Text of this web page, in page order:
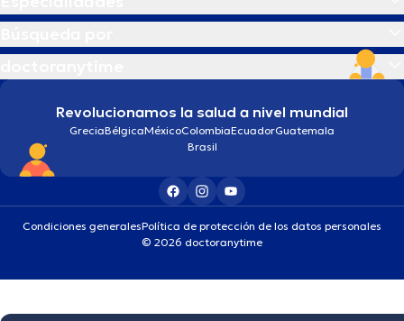
Revolucionamos la salud a nivel mundial
GreciaBélgicaMéxicoColombiaEcuadorGuatemala
Brasil
Condiciones generalesPolítica de protección de los datos personales
© 2026 doctoranytime